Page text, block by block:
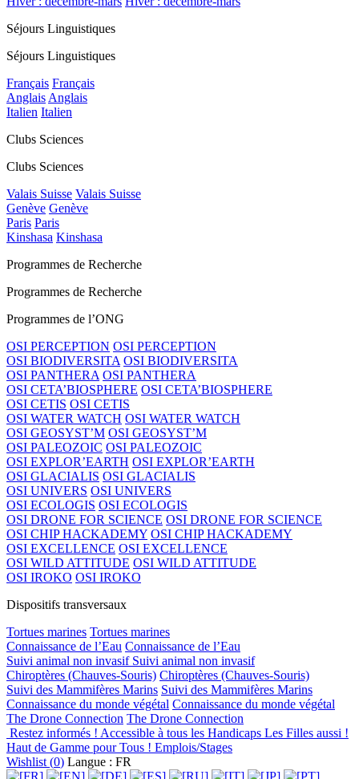
Séjours Linguistiques
Séjours Linguistiques
Français Français
AnglaisAnglais
Italien Italien
Clubs Sciences
Clubs Sciences
Valais Suisse Valais Suisse
Genève Genève
Paris Paris
Kinshasa Kinshasa
Programmes de Recherche
Programmes de Recherche
Programmes de l’ONG
OSI PERCEPTION OSI PERCEPTION
OSI BIODIVERSITA OSI BIODIVERSITA
OSI PANTHERA OSI PANTHERA
OSI CETA’BIOSPHERE OSI CETA’BIOSPHERE
OSI CETIS OSI CETIS
OSI WATER WATCH OSI WATER WATCH
OSI GEOSYST’M OSI GEOSYST’M
OSI PALEOZOIC OSI PALEOZOIC
OSI EXPLOR’EARTH OSI EXPLOR’EARTH
OSI GLACIALIS OSI GLACIALIS
OSI UNIVERS OSI UNIVERS
OSI ECOLOGIS OSI ECOLOGIS
OSI DRONE FOR SCIENCE OSI DRONE FOR SCIENCE
OSI CHIP HACKADEMY OSI CHIP HACKADEMY
OSI EXCELLENCE OSI EXCELLENCE
OSI WILD ATTITUDE OSI WILD ATTITUDE
OSI IROKO OSI IROKO
Dispositifs transversaux
Tortues marines Tortues marines
Connaissance de l’Eau Connaissance de l’Eau
Suivi animal non invasif Suivi animal non invasif
Chiroptères (Chauves-Souris) Chiroptères (Chauves-Souris)
Suivi des Mammifères Marins Suivi des Mammifères Marins
Connaissance du monde végétal Connaissance du monde végétal
The Drone Connection The Drone Connection
Restez informés ! Accessible à tous les Handicaps Les Filles aussi !
Haut de Gamme pour Tous ! Emplois/Stages
Wishlist (0) Langue : FR